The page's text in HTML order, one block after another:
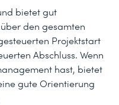
bietet gut
den gesamten
Projektstart
Abschluss. Wenn
hast, bietet
gute Orientierung